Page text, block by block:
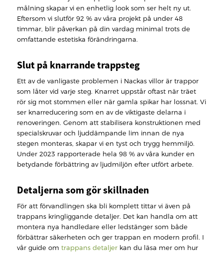
målning skapar vi en enhetlig look som ser helt ny ut.
Eftersom vi slutför 92 % av våra projekt på under 48
timmar, blir påverkan på din vardag minimal trots de
omfattande estetiska förändringarna.
Slut på knarrande trappsteg
Ett av de vanligaste problemen i Nackas villor är trappor
som låter vid varje steg. Knarret uppstår oftast när träet
rör sig mot stommen eller när gamla spikar har lossnat. Vi
ser knarreducering som en av de viktigaste delarna i
renoveringen. Genom att stabilisera konstruktionen med
specialskruvar och ljuddämpande lim innan de nya
stegen monteras, skapar vi en tyst och trygg hemmiljö.
Under 2023 rapporterade hela 98 % av våra kunder en
betydande förbättring av ljudmiljön efter utfört arbete.
Detaljerna som gör skillnaden
För att förvandlingen ska bli komplett tittar vi även på
trappans kringliggande detaljer. Det kan handla om att
montera nya handledare eller ledstänger som både
förbättrar säkerheten och ger trappan en modern profil. I
vår guide om trappans detaljerkan du läsa mer om hur